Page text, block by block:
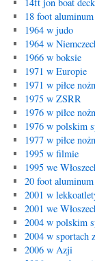
18 foot
1964 w judo
1964 w
1966 w boksie
1971 w Europie
1971 w piłce
1975 w ZSRR
1976 w piłce
1976 w polskim
1977 w piłce
1995 w filmie
1995 we
20 foot
2001 w
2001 we
2004 w polskim
2004 w sportach
2006 w Azji